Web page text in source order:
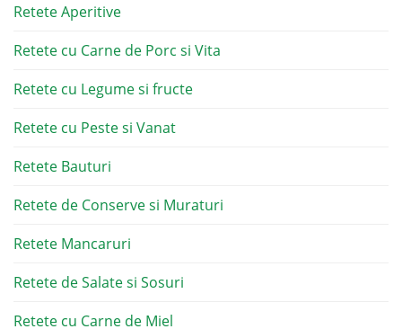
Retete Aperitive
Retete cu Carne de Porc si Vita
Retete cu Legume si fructe
Retete cu Peste si Vanat
Retete Bauturi
Retete de Conserve si Muraturi
Retete Mancaruri
Retete de Salate si Sosuri
Retete cu Carne de Miel